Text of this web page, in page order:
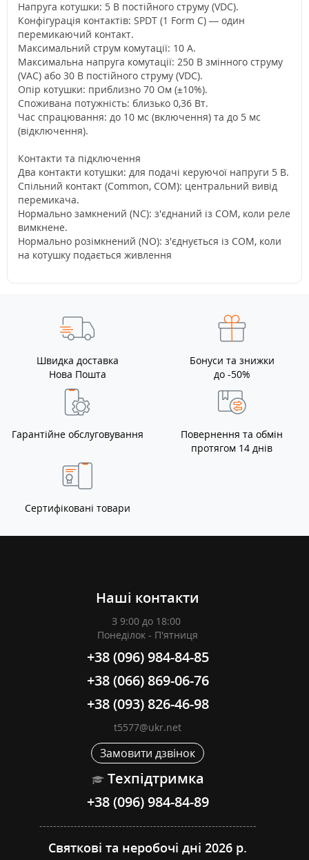
Напруга котушки: 5 В постійного струму (VDC).
Конфігурація контактів: SPDT (1 Form C) — один
перемикаючий контакт.
Максимальний струм комутації: 10 А.
Максимальна напруга комутації: 250 В змінного струму
(VAC) або 30 В постійного струму (VDC).
Опір котушки: приблизно 70 Ом (±10%).
Споживана потужність: близько 0,36 Вт.
Час спрацювання: до 10 мс (включення) та до 5 мс
(відключення).
Контакти та підключення
Два контакти котушки: для подачі керуючої напруги 5 В.
Спільний контакт (Common, COM): центральний вивід
перемикача.
Нормально замкнений (NC): з'єднаний із COM, коли реле
вимкнене.
Нормально розімкнений (NO): з'єднується із COM, коли
на котушку подається живлення
Швидка доставка
Нова Пошта
Бонуси та знижки
до -50%
Гарантійне обслуговування
Повернення та обмін
протягом 14 днів
Сертифіковані товари
Наші контакти
З 9:00 до 18:00
Понеділок - П'ятниця
+38 (096) 984-84-85
+38 (066) 869-06-76
+38 (093) 826-46-98
t5577@ukr.net
Замовити дзвінок
Техпідтримка
+38 (096) 984-84-89
---------------------------------------------------------------
Святкові та неробочі дні 2026 р.